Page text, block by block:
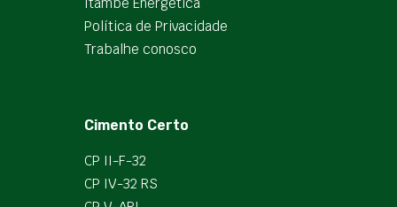
Política de Privacidade
Trabalhe conosco
Cimento Certo
CP II-F-32
CP IV-32 RS